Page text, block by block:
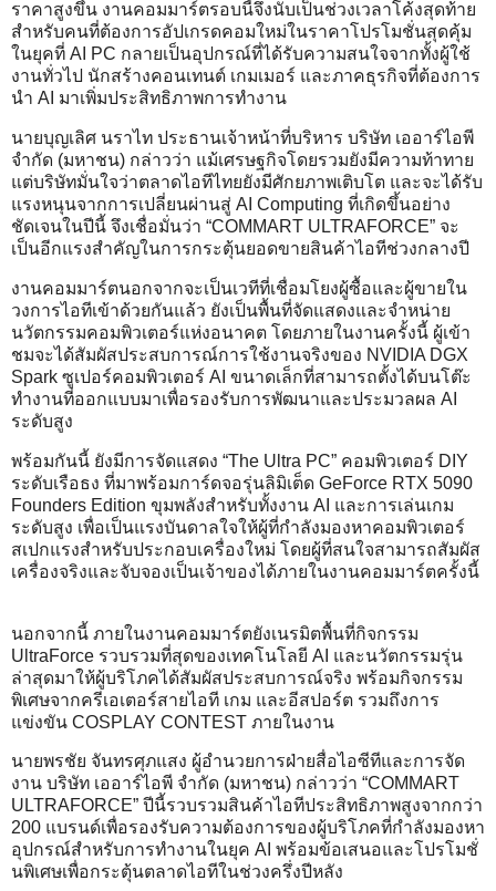
ราคาสูงขึ้น งานคอมมาร์ตรอบนี้จึงนับเป็นช่วงเวลาโค้งสุดท้าย
สำหรับคนที่ต้องการอัปเกรดคอมใหม่ในราคาโปรโมชั่นสุดคุ้ม
ในยุคที่ AI PC กลายเป็นอุปกรณ์ที่ได้รับความสนใจจากทั้งผู้ใช้
งานทั่วไป นักสร้างคอนเทนต์ เกมเมอร์ และภาคธุรกิจที่ต้องการ
นำ AI มาเพิ่มประสิทธิภาพการทำงาน
นายบุญเลิศ นราไท ประธานเจ้าหน้าที่บริหาร บริษัท เออาร์ไอพี
จำกัด (มหาชน) กล่าวว่า แม้เศรษฐกิจโดยรวมยังมีความท้าทาย
แต่บริษัทมั่นใจว่าตลาดไอทีไทยยังมีศักยภาพเติบโต และจะได้รับ
แรงหนุนจากการเปลี่ยนผ่านสู่ AI Computing ที่เกิดขึ้นอย่าง
ชัดเจนในปีนี้ จึงเชื่อมั่นว่า “COMMART ULTRAFORCE” จะ
เป็นอีกแรงสำคัญในการกระตุ้นยอดขายสินค้าไอทีช่วงกลางปี
งานคอมมาร์ตนอกจากจะเป็นเวทีที่เชื่อมโยงผู้ซื้อและผู้ขายใน
วงการไอทีเข้าด้วยกันแล้ว ยังเป็นพื้นที่จัดแสดงและจำหน่าย
นวัตกรรมคอมพิวเตอร์แห่งอนาคต โดยภายในงานครั้งนี้ ผู้เข้า
ชมจะได้สัมผัสประสบการณ์การใช้งานจริงของ NVIDIA DGX
Spark ซูเปอร์คอมพิวเตอร์ AI ขนาดเล็กที่สามารถตั้งได้บนโต๊ะ
ทำงานที่ออกแบบมาเพื่อรองรับการพัฒนาและประมวลผล AI
ระดับสูง
พร้อมกันนี้ ยังมีการจัดแสดง “The Ultra PC” คอมพิวเตอร์ DIY
ระดับเรือธง ที่มาพร้อมการ์ดจอรุ่นลิมิเต็ด GeForce RTX 5090
Founders Edition ขุมพลังสำหรับทั้งงาน AI และการเล่นเกม
ระดับสูง เพื่อเป็นแรงบันดาลใจให้ผู้ที่กำลังมองหาคอมพิวเตอร์
สเปกแรงสำหรับประกอบเครื่องใหม่ โดยผู้ที่สนใจสามารถสัมผัส
เครื่องจริงและจับจองเป็นเจ้าของได้ภายในงานคอมมาร์ตครั้งนี้
นอกจากนี้ ภายในงานคอมมาร์ตยังเนรมิตพื้นที่กิจกรรม
UltraForce รวบรวมที่สุดของเทคโนโลยี AI และนวัตกรรมรุ่น
ล่าสุดมาให้ผู้บริโภคได้สัมผัสประสบการณ์จริง พร้อมกิจกรรม
พิเศษจากครีเอเตอร์สายไอที เกม และอีสปอร์ต รวมถึงการ
แข่งขัน COSPLAY CONTEST ภายในงาน
นายพรชัย จันทรศุภแสง ผู้อำนวยการฝ่ายสื่อไอซีทีและการจัด
งาน บริษัท เออาร์ไอพี จำกัด (มหาชน) กล่าวว่า “COMMART
ULTRAFORCE” ปีนี้รวบรวมสินค้าไอทีประสิทธิภาพสูงจากกว่า
200 แบรนด์เพื่อรองรับความต้องการของผู้บริโภคที่กำลังมองหา
อุปกรณ์สำหรับการทำงานในยุค AI พร้อมข้อเสนอและโปรโมชั่
นพิเศษเพื่อกระตุ้นตลาดไอทีในช่วงครึ่งปีหลัง